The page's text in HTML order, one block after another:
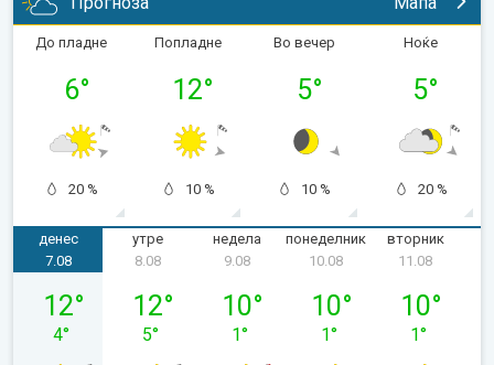
До пладне
6°
20 %
Попладне
12°
10 %
Во вечер
5°
10 %
Ноќе
5°
20 %
денес
петок, 07.08
7.08
12°
4°
утре
8.08
12°
5°
недела
9.08
10°
1°
понеделник
10.08
10°
1°
вторник
11.08
10°
1°